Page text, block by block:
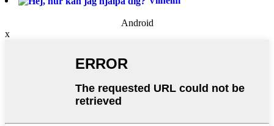
Android
x